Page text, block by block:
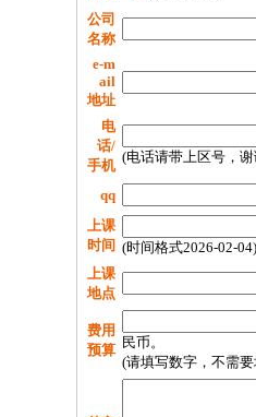
公司
名称
e-m
ail
地址
电
话/
手机
(电话请带上区号，
qq
上课
时间 (时间格式2026-02-04)
上课
地点
费用
预算 民币。
(请填写数字，不需